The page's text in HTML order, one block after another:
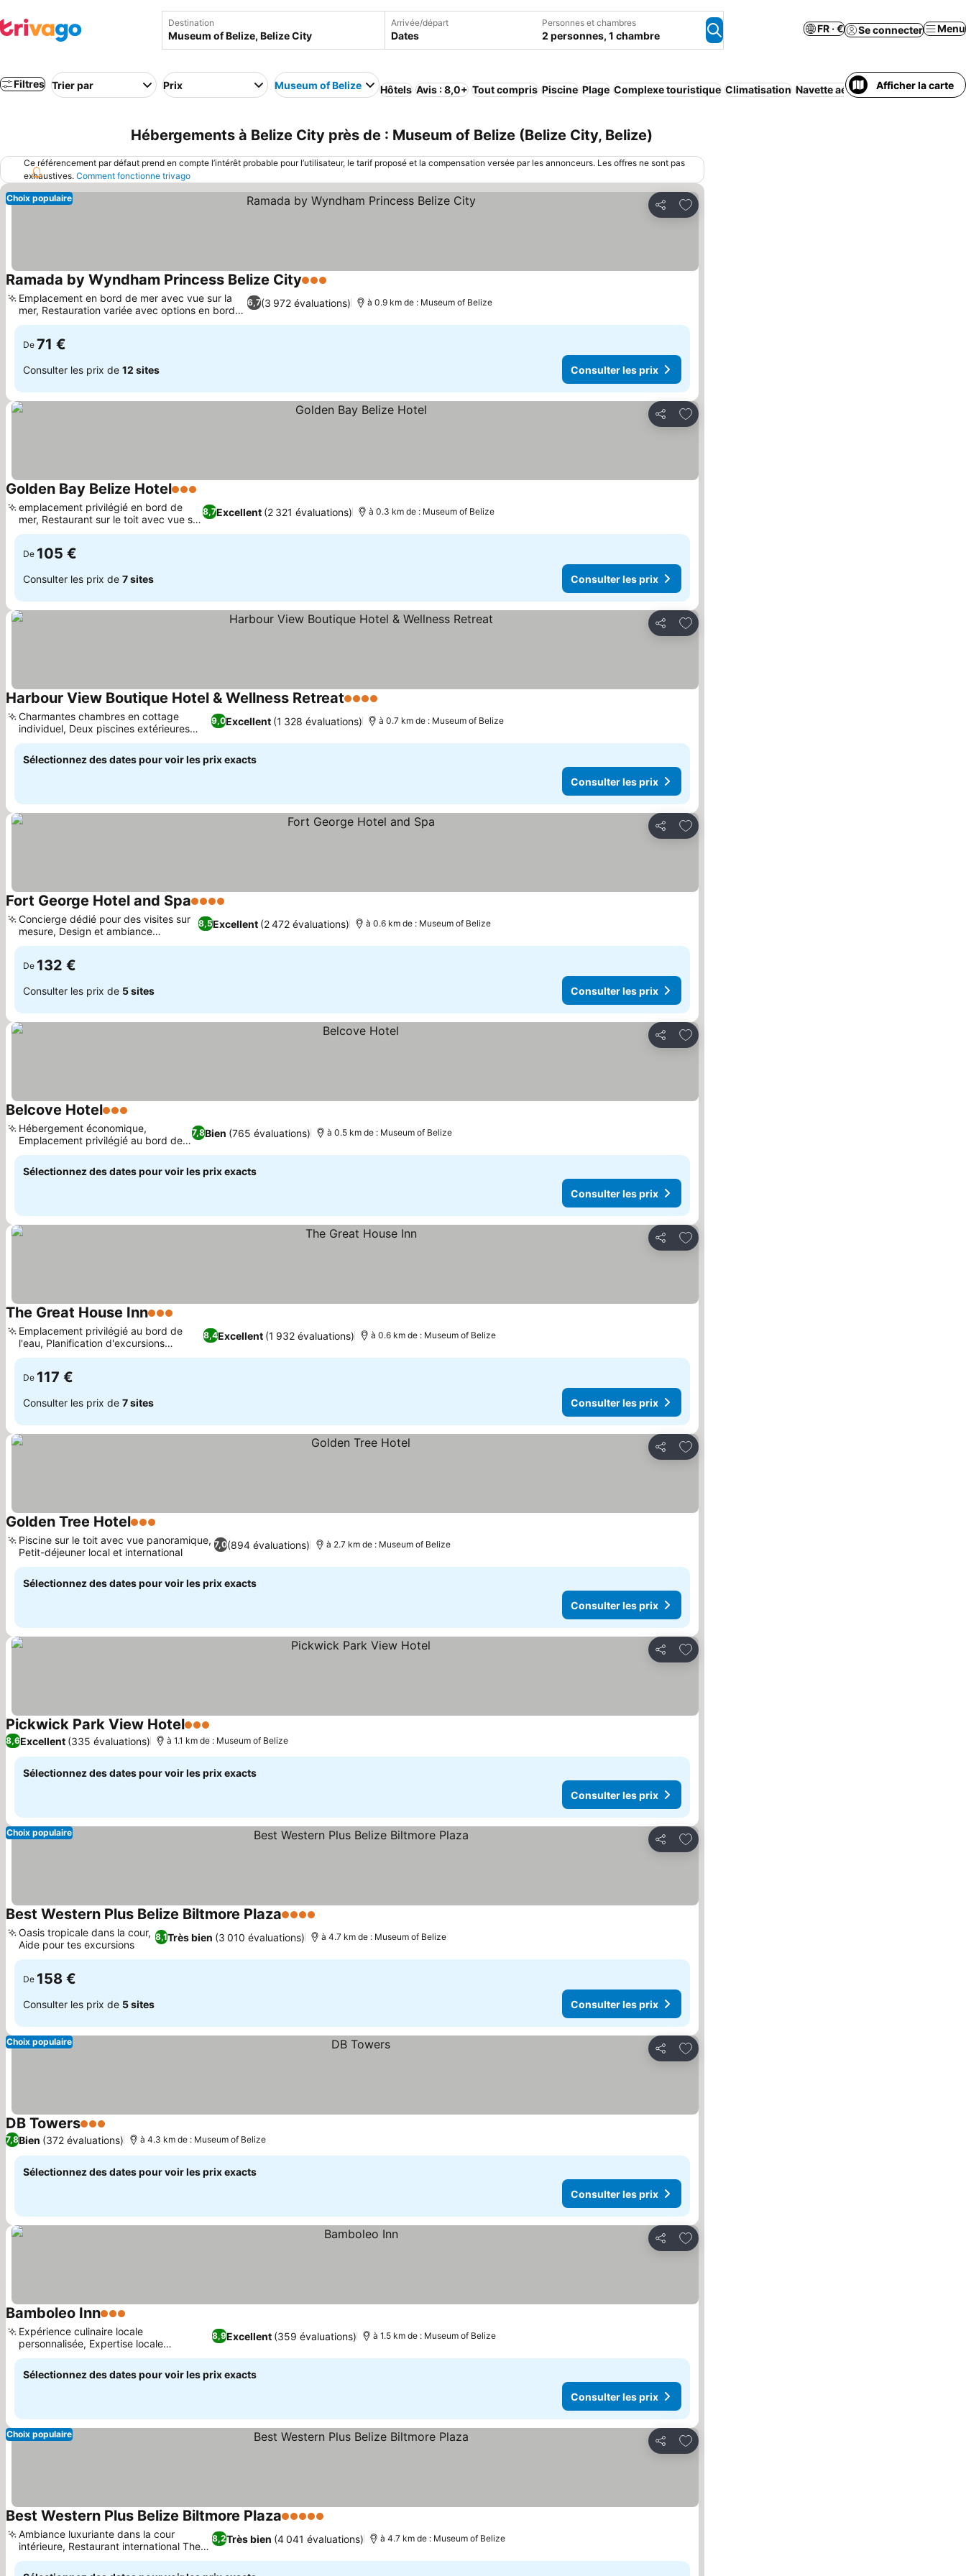
Destination Arrivée/départ
Dates
Personnes et chambres
2 personnes, 1 chambre
FR · € Se connecter Menu
Filtres Trier par Prix Museum of Belize Hôtels Avis : 8,0+ Tout compris Piscine Plage Complexe touristique Climatisation Navette aéroport Petit déjeuner
Afficher la carte
Hébergements à Belize City près de : Museum of Belize (Belize City, Belize)
Ce référencement par défaut prend en compte l’intérêt probable pour l’utilisateur, le tarif proposé et la compensation versée par les annonceurs. Les offres ne sont pas
exhaustives. Comment fonctionne trivago
Partager
Ajouter à mes favoris
Choix populaire
Ramada by Wyndham Princess Belize City3 Étoiles
6,7(3 972 évaluations)
Emplacement en bord de mer avec vue sur la
mer, Restauration variée avec options en bord
de mer
à 0.9 km de : Museum of Belize
De 71 €
Consulter les prix de 12 sites Consulter les prix
Partager
Ajouter à mes favoris
Golden Bay Belize Hotel3 Étoiles
8,7Excellent (2 321 évaluations)
emplacement privilégié en bord de
mer, Restaurant sur le toit avec vue sur
la mer
à 0.3 km de : Museum of Belize
De 105 €
Consulter les prix de 7 sites Consulter les prix
Partager
Ajouter à mes favoris
Harbour View Boutique Hotel & Wellness Retreat4 Étoiles
9,0Excellent (1 328 évaluations)
Charmantes chambres en cottage
individuel, Deux piscines extérieures
rafraîchissantes
à 0.7 km de : Museum of Belize
Sélectionnez des dates pour voir les prix exacts
Consulter les prix
Partager
Ajouter à mes favoris
Fort George Hotel and Spa4 Étoiles
8,5Excellent (2 472 évaluations)
Concierge dédié pour des visites sur
mesure, Design et ambiance
sophistiqués
à 0.6 km de : Museum of Belize
De 132 €
Consulter les prix de 5 sites Consulter les prix
Partager
Ajouter à mes favoris
Belcove Hotel3 Étoiles
7,8Bien (765 évaluations)
Hébergement économique,
Emplacement privilégié au bord de
l'eau
à 0.5 km de : Museum of Belize
Sélectionnez des dates pour voir les prix exacts
Consulter les prix
Partager
Ajouter à mes favoris
The Great House Inn3 Étoiles
8,4Excellent (1 932 évaluations)
Emplacement privilégié au bord de
l'eau, Planification d'excursions
personnalisées
à 0.6 km de : Museum of Belize
De 117 €
Consulter les prix de 7 sites Consulter les prix
Partager
Ajouter à mes favoris
Golden Tree Hotel3 Étoiles
7,0(894 évaluations)
Piscine sur le toit avec vue panoramique,
Petit-déjeuner local et international
à 2.7 km de : Museum of Belize
Sélectionnez des dates pour voir les prix exacts
Consulter les prix
Partager
Ajouter à mes favoris
Pickwick Park View Hotel3 Étoiles
8,6Excellent (335 évaluations) à 1.1 km de : Museum of Belize
Sélectionnez des dates pour voir les prix exacts
Consulter les prix
Partager
Ajouter à mes favoris
Choix populaire
Best Western Plus Belize Biltmore Plaza4 Étoiles
8,1Très bien (3 010 évaluations)
Oasis tropicale dans la cour,
Aide pour tes excursions
à 4.7 km de : Museum of Belize
De 158 €
Consulter les prix de 5 sites Consulter les prix
Partager
Ajouter à mes favoris
Choix populaire
DB Towers3 ÉtoilesConsulter les prix
7,8Bien (372 évaluations) à 4.3 km de : Museum of Belize
Sélectionnez des dates pour voir les prix exacts
Consulter les prix
Partager
Ajouter à mes favoris
Bamboleo Inn3 Étoiles
8,9Excellent (359 évaluations)
Expérience culinaire locale
personnalisée, Expertise locale
approfondie du propriétaire
à 1.5 km de : Museum of Belize
Sélectionnez des dates pour voir les prix exacts
Consulter les prix
Partager
Ajouter à mes favoris
Choix populaire
Best Western Plus Belize Biltmore Plaza5 Étoiles
8,2Très bien (4 041 évaluations)
Ambiance luxuriante dans la cour
intérieure, Restaurant international The
Victorian Room
à 4.7 km de : Museum of Belize